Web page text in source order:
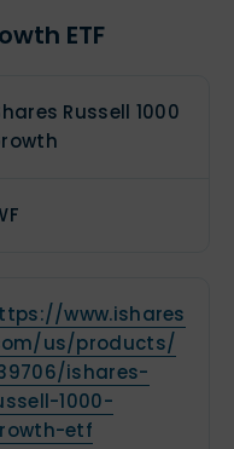
ETF
Russell 1000
www.ishares
us/products/
ishares-
1000-
etf